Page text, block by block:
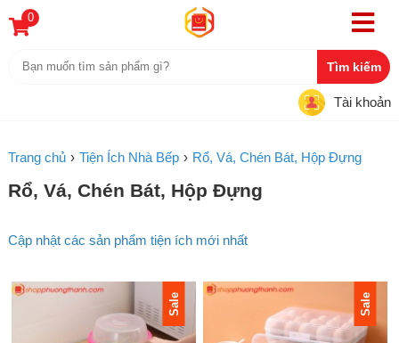
0
Tài khoản
Trang chủ Tiện Ích Nhà Bếp Rổ, Vá, Chén Bát, Hộp Đựng
Rổ, Vá, Chén Bát, Hộp Đựng
Cập nhật các sản phẩm tiện ích mới nhất
Sale Sale